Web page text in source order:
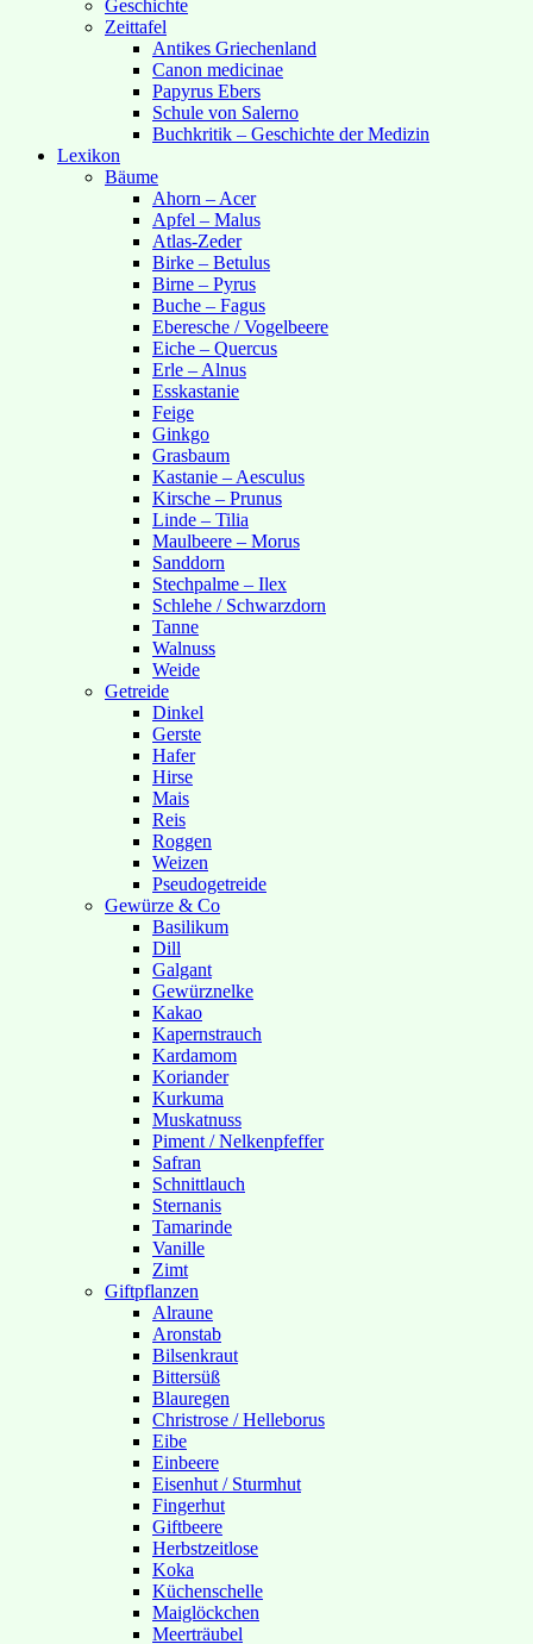
Geschichte
Zeittafel
Antikes Griechenland
Canon medicinae
Papyrus Ebers
Schule von Salerno
Buchkritik – Geschichte der Medizin
Lexikon
Bäume
Ahorn – Acer
Apfel – Malus
Atlas-Zeder
Birke – Betulus
Birne – Pyrus
Buche – Fagus
Eberesche / Vogelbeere
Eiche – Quercus
Erle – Alnus
Esskastanie
Feige
Ginkgo
Grasbaum
Kastanie – Aesculus
Kirsche – Prunus
Linde – Tilia
Maulbeere – Morus
Sanddorn
Stechpalme – Ilex
Schlehe / Schwarzdorn
Tanne
Walnuss
Weide
Getreide
Dinkel
Gerste
Hafer
Hirse
Mais
Reis
Roggen
Weizen
Pseudogetreide
Gewürze & Co
Basilikum
Dill
Galgant
Gewürznelke
Kakao
Kapernstrauch
Kardamom
Koriander
Kurkuma
Muskatnuss
Piment / Nelkenpfeffer
Safran
Schnittlauch
Sternanis
Tamarinde
Vanille
Zimt
Giftpflanzen
Alraune
Aronstab
Bilsenkraut
Bittersüß
Blauregen
Christrose / Helleborus
Eibe
Einbeere
Eisenhut / Sturmhut
Fingerhut
Giftbeere
Herbstzeitlose
Koka
Küchenschelle
Maiglöckchen
Meerträubel